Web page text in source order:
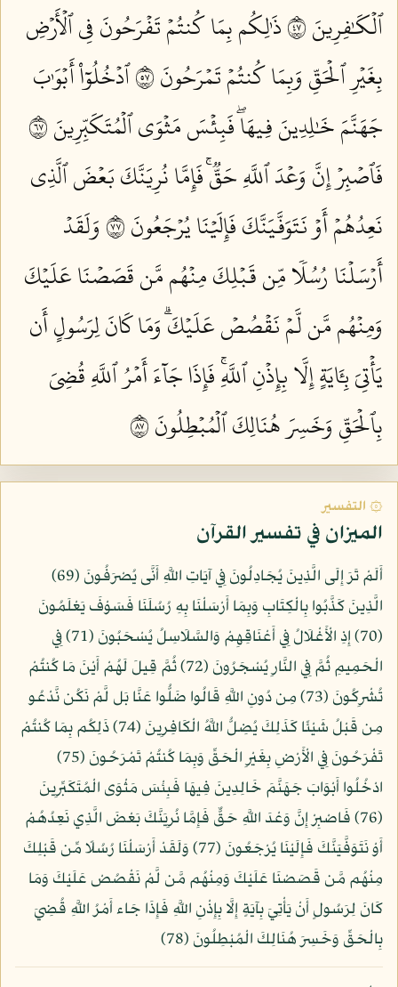
ٱلۡكَٰفِرِينَ ٧٤
ذَٰلِكُم بِمَا كُنتُمۡ تَفۡرَحُونَ فِي ٱلۡأَرۡضِ
بِغَيۡرِ ٱلۡحَقِّ وَبِمَا كُنتُمۡ تَمۡرَحُونَ ٧٥
ٱدۡخُلُوٓاْ أَبۡوَٰبَ
جَهَنَّمَ خَٰلِدِينَ فِيهَاۖ فَبِئۡسَ مَثۡوَى ٱلۡمُتَكَبِّرِينَ ٧٦
فَٱصۡبِرۡ إِنَّ وَعۡدَ ٱللَّهِ حَقّٞۚ فَإِمَّا نُرِيَنَّكَ بَعۡضَ ٱلَّذِي
نَعِدُهُمۡ أَوۡ نَتَوَفَّيَنَّكَ فَإِلَيۡنَا يُرۡجَعُونَ ٧٧
وَلَقَدۡ
أَرۡسَلۡنَا رُسُلٗا مِّن قَبۡلِكَ مِنۡهُم مَّن قَصَصۡنَا عَلَيۡكَ
وَمِنۡهُم مَّن لَّمۡ نَقۡصُصۡ عَلَيۡكَۗ وَمَا كَانَ لِرَسُولٍ أَن
يَأۡتِيَ بِـَٔايَةٍ إِلَّا بِإِذۡنِ ٱللَّهِۚ فَإِذَا جَآءَ أَمۡرُ ٱللَّهِ قُضِيَ
بِٱلۡحَقِّ وَخَسِرَ هُنَالِكَ ٱلۡمُبۡطِلُونَ ٧٨
۞ التفسير
الميزان في تفسير القرآن
أَلَمْ تَرَ إِلَى الَّذِينَ يُجَادِلُونَ فِي آيَاتِ اللَّهِ أَنَّى يُصْرَفُونَ (69)
الَّذِينَ كَذَّبُوا بِالْكِتَابِ وَبِمَا أَرْسَلْنَا بِهِ رُسُلَنَا فَسَوْفَ يَعْلَمُونَ
(70) إِذِ الْأَغْلَالُ فِي أَعْنَاقِهِمْ وَالسَّلَاسِلُ يُسْحَبُونَ (71) فِي
الْحَمِيمِ ثُمَّ فِي النَّارِ يُسْجَرُونَ (72) ثُمَّ قِيلَ لَهُمْ أَيْنَ مَا كُنتُمْ
تُشْرِكُونَ (73) مِن دُونِ اللَّهِ قَالُوا ضَلُّوا عَنَّا بَل لَّمْ نَكُن نَّدْعُو
مِن قَبْلُ شَيْئًا كَذَلِكَ يُضِلُّ اللَّهُ الْكَافِرِينَ (74) ذَلِكُم بِمَا كُنتُمْ
تَفْرَحُونَ فِي الْأَرْضِ بِغَيْرِ الْحَقِّ وَبِمَا كُنتُمْ تَمْرَحُونَ (75)
ادْخُلُوا أَبْوَابَ جَهَنَّمَ خَالِدِينَ فِيهَا فَبِئْسَ مَثْوَى الْمُتَكَبِّرِينَ
(76) فَاصْبِرْ إِنَّ وَعْدَ اللَّهِ حَقٌّ فَإِمَّا نُرِيَنَّكَ بَعْضَ الَّذِي نَعِدُهُمْ
أَوْ نَتَوَفَّيَنَّكَ فَإِلَيْنَا يُرْجَعُونَ (77) وَلَقَدْ أَرْسَلْنَا رُسُلًا مِّن قَبْلِكَ
مِنْهُم مَّن قَصَصْنَا عَلَيْكَ وَمِنْهُم مَّن لَّمْ نَقْصُصْ عَلَيْكَ وَمَا
كَانَ لِرَسُولٍ أَنْ يَأْتِيَ بِآيَةٍ إِلَّا بِإِذْنِ اللَّهِ فَإِذَا جَاء أَمْرُ اللَّهِ قُضِيَ
بِالْحَقِّ وَخَسِرَ هُنَالِكَ الْمُبْطِلُونَ (78)